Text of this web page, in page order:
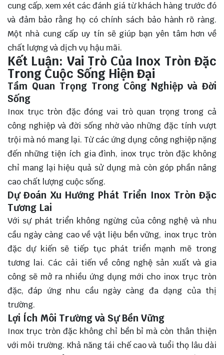
cung cấp, xem xét các đánh giá từ khách hàng trước đó
và đảm bảo rằng họ có chính sách bảo hành rõ ràng.
Một nhà cung cấp uy tín sẽ giúp bạn yên tâm hơn về
chất lượng và dịch vụ hậu mãi.
Kết Luận: Vai Trò Của Inox Tròn Đặc
Trong Cuộc Sống Hiện Đại
Tầm Quan Trọng Trong Công Nghiệp và Đời
Sống
Inox trục tròn đặc đóng vai trò quan trọng trong cả
công nghiệp và đời sống nhờ vào những đặc tính vượt
trội mà nó mang lại. Từ các ứng dụng công nghiệp nặng
đến những tiện ích gia đình, inox trục tròn đặc không
chỉ mang lại hiệu quả sử dụng mà còn góp phần nâng
cao chất lượng cuộc sống.
Dự Đoán Xu Hướng Phát Triển Inox Tròn Đặc
Tương Lai
Với sự phát triển không ngừng của công nghệ và nhu
cầu ngày càng cao về vật liệu bền vững, inox trục tròn
đặc dự kiến sẽ tiếp tục phát triển mạnh mẽ trong
tương lai. Các cải tiến về công nghệ sản xuất và gia
công sẽ mở ra nhiều ứng dụng mới cho inox trục tròn
đặc,đáp ứngnhu cầu ngày càng đa dạng của thị
trường.
Lợi Ích Môi Trường và Sự Bền Vững
Inox trục tròn đặc không chỉ bền bỉ mà còn thân thiện
với môi trường. Khả năng tái chế cao và tuổi thọ lâu dài